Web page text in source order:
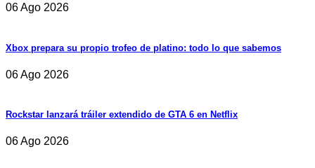
06 Ago 2026
Xbox prepara su propio trofeo de platino: todo lo que sabemos
06 Ago 2026
Rockstar lanzará tráiler extendido de GTA 6 en Netflix
06 Ago 2026